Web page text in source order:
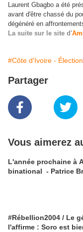
Laurent Gbagbo a été
avant d'être chassé du
dégénéré en
La suite sur le site d'
#Côte d'Ivoire -
Partager
Vous aimerez
L'année prochaine à
binational - Patrice
#Rébellion2004 / Le
l'affirme : Soro est